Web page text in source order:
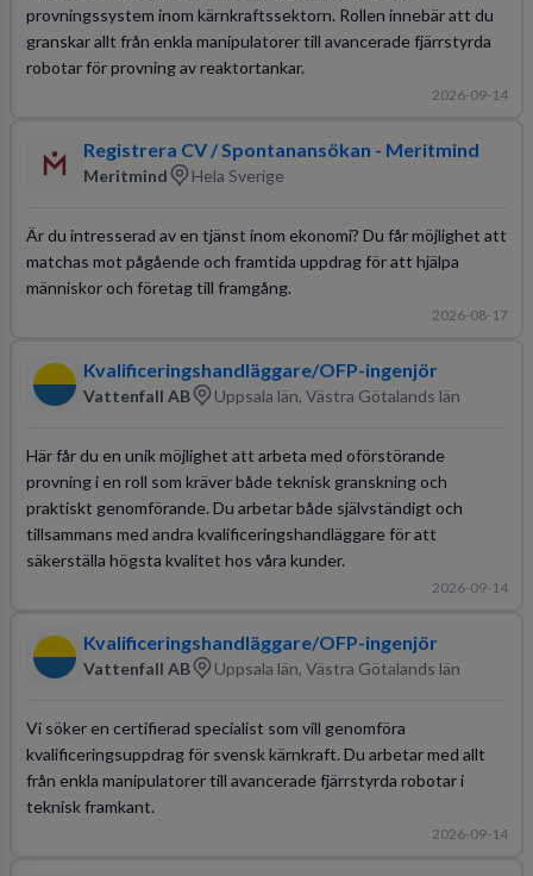
provningssystem inom kärnkraftssektorn. Rollen innebär att du
granskar allt från enkla manipulatorer till avancerade fjärrstyrda
robotar för provning av reaktortankar.
2026-09-14
Registrera CV / Spontanansökan - Meritmind
Meritmind Hela Sverige
Är du intresserad av en tjänst inom ekonomi? Du får möjlighet att
matchas mot pågående och framtida uppdrag för att hjälpa
människor och företag till framgång.
2026-08-17
Kvalificeringshandläggare/OFP-ingenjör
Vattenfall AB Uppsala län, Västra Götalands län
Här får du en unik möjlighet att arbeta med oförstörande
provning i en roll som kräver både teknisk granskning och
praktiskt genomförande. Du arbetar både självständigt och
tillsammans med andra kvalificeringshandläggare för att
säkerställa högsta kvalitet hos våra kunder.
2026-09-14
Kvalificeringshandläggare/OFP-ingenjör
Vattenfall AB Uppsala län, Västra Götalands län
Vi söker en certifierad specialist som vill genomföra
kvalificeringsuppdrag för svensk kärnkraft. Du arbetar med allt
från enkla manipulatorer till avancerade fjärrstyrda robotar i
teknisk framkant.
2026-09-14